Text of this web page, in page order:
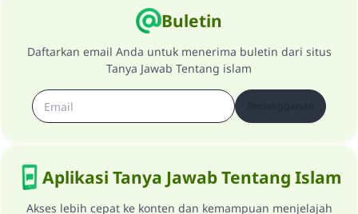
Buletin
Daftarkan email Anda untuk menerima buletin dari situs
Tanya Jawab Tentang islam
Aplikasi Tanya Jawab Tentang Islam
Akses lebih cepat ke konten dan kemampuan menjelajah